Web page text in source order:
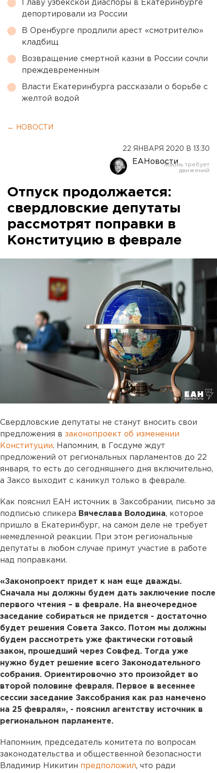
Главу узбекской диаспоры в Екатеринбурге
депортировали из России
В Оренбурге продлили арест «смотрителю»
кладбищ
Возвращение смертной казни в России сочли
преждевременным
Власти Екатеринбурга рассказали о борьбе с
желтой водой
← НОВОСТИ
22 ЯНВАРЯ 2020 В 13:30
ЕАНовости
Отпуск продолжается:
свердловские депутаты
рассмотрят поправки в
Конституцию в феврале
Свердловские депутаты не станут вносить свои
предложения в законопроект об изменении
Конституции. Напомним, в Госдуме ждут
предложений от региональных парламентов до 22
января, то есть до сегодняшнего дня включительно,
а Заксо выходит с каникул только в феврале.
Как пояснил ЕАН источник в Заксобрании, письмо за
подписью спикера Вячеслава Володина, которое
пришло в Екатеринбург, на самом деле не требует
немедленной реакции. При этом региональные
депутаты в любом случае примут участие в работе
над поправками.
«Законопроект придет к нам еще дважды.
Сначала мы должны будем дать заключение после
первого чтения – в феврале. На внеочередное
заседание собираться не придется - достаточно
будет решения Совета Заксо. Потом мы должны
будем рассмотреть уже фактически готовый
закон, прошедший через Совфед. Тогда уже
нужно будет решение всего Законодательного
собрания. Ориентировочно это произойдет во
второй половине февраля. Первое в весеннее
сессии заседание Заксобрания как раз намечено
на 25 февраля», - пояснил агентству источник в
региональном парламенте.
Напомним, председатель комитета по вопросам
законодательства и общественной безопасности
Владимир Никитин предположил, что ради